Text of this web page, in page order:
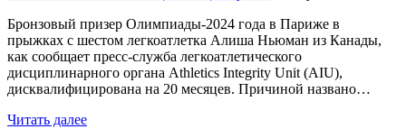
Бронзовый призер Олимпиады-2024 года в Париже в
прыжках с шестом легкоатлетка Алиша Ньюман из Канады,
как сообщает пресс-служба легкоатлетического
дисциплинарного органа Athletics Integrity Unit (AIU),
дисквалифицирована на 20 месяцев. Причиной названо…
Читать далее